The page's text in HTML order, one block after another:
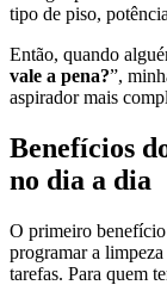
tipo de piso,
Então, quando
vale a pena?”,
aspirador mais
Benefícios
no dia a dia
O primeiro
programar a
tarefas. Para quem